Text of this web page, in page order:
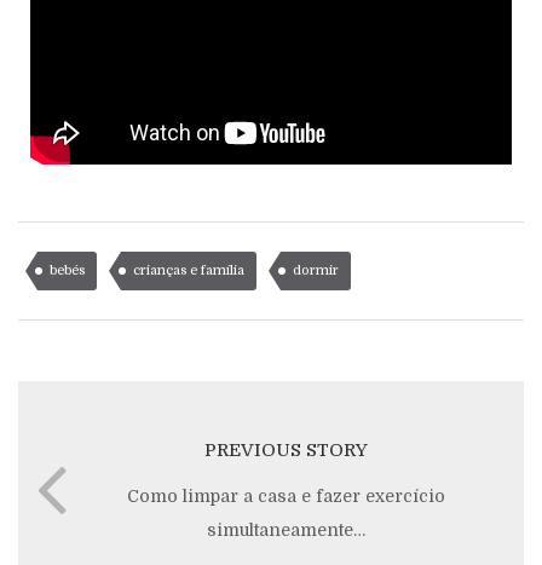
bebés crianças e família dormir
PREVIOUS STORY
Como limpar a casa e fazer exercício
simultaneamente…